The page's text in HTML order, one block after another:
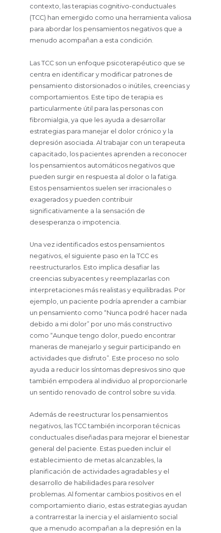
contexto, las terapias cognitivo-conductuales
(TCC) han emergido como una herramienta valiosa
para abordar los pensamientos negativos que a
menudo acompañan a esta condición.
Las TCC son un enfoque psicoterapéutico que se
centra en identificar y modificar patrones de
pensamiento distorsionados o inútiles, creencias y
comportamientos. Este tipo de terapia es
particularmente útil para las personas con
fibromialgia, ya que les ayuda a desarrollar
estrategias para manejar el dolor crónico y la
depresión asociada. Al trabajar con un terapeuta
capacitado, los pacientes aprenden a reconocer
los pensamientos automáticos negativos que
pueden surgir en respuesta al dolor o la fatiga.
Estos pensamientos suelen ser irracionales o
exagerados y pueden contribuir
significativamente a la sensación de
desesperanza o impotencia.
Una vez identificados estos pensamientos
negativos, el siguiente paso en la TCC es
reestructurarlos. Esto implica desafiar las
creencias subyacentes y reemplazarlas con
interpretaciones más realistas y equilibradas. Por
ejemplo, un paciente podría aprender a cambiar
un pensamiento como “Nunca podré hacer nada
debido a mi dolor” por uno más constructivo
como “Aunque tengo dolor, puedo encontrar
maneras de manejarlo y seguir participando en
actividades que disfruto”. Este proceso no solo
ayuda a reducir los síntomas depresivos sino que
también empodera al individuo al proporcionarle
un sentido renovado de control sobre su vida.
Además de reestructurar los pensamientos
negativos, las TCC también incorporan técnicas
conductuales diseñadas para mejorar el bienestar
general del paciente. Estas pueden incluir el
establecimiento de metas alcanzables, la
planificación de actividades agradables y el
desarrollo de habilidades para resolver
problemas. Al fomentar cambios positivos en el
comportamiento diario, estas estrategias ayudan
a contrarrestar la inercia y el aislamiento social
que a menudo acompañan a la depresión en la